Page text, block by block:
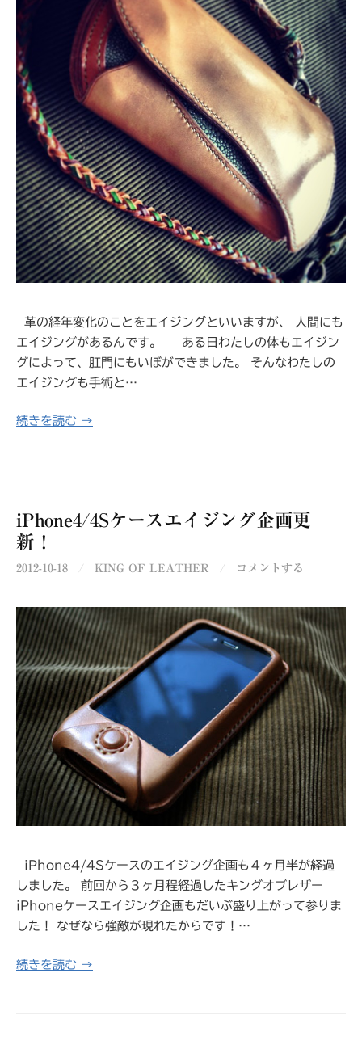
革の経年変化のことをエイジングといいますが、 人間にも
エイジングがあるんです。 ある日わたしの体もエイジン
グによって、肛門にもいぼができました。 そんなわたしの
エイジングも手術と…
続きを読む →
iPhone4/4Sケースエイジング企画更
新！
2012-10-18 / KING OF LEATHER / コメントする
iPhone4/4Sケースのエイジング企画も４ヶ月半が経過
しました。 前回から３ヶ月程経過したキングオブレザー
iPhoneケースエイジング企画もだいぶ盛り上がって参りま
した！ なぜなら強敵が現れたからです！…
続きを読む →